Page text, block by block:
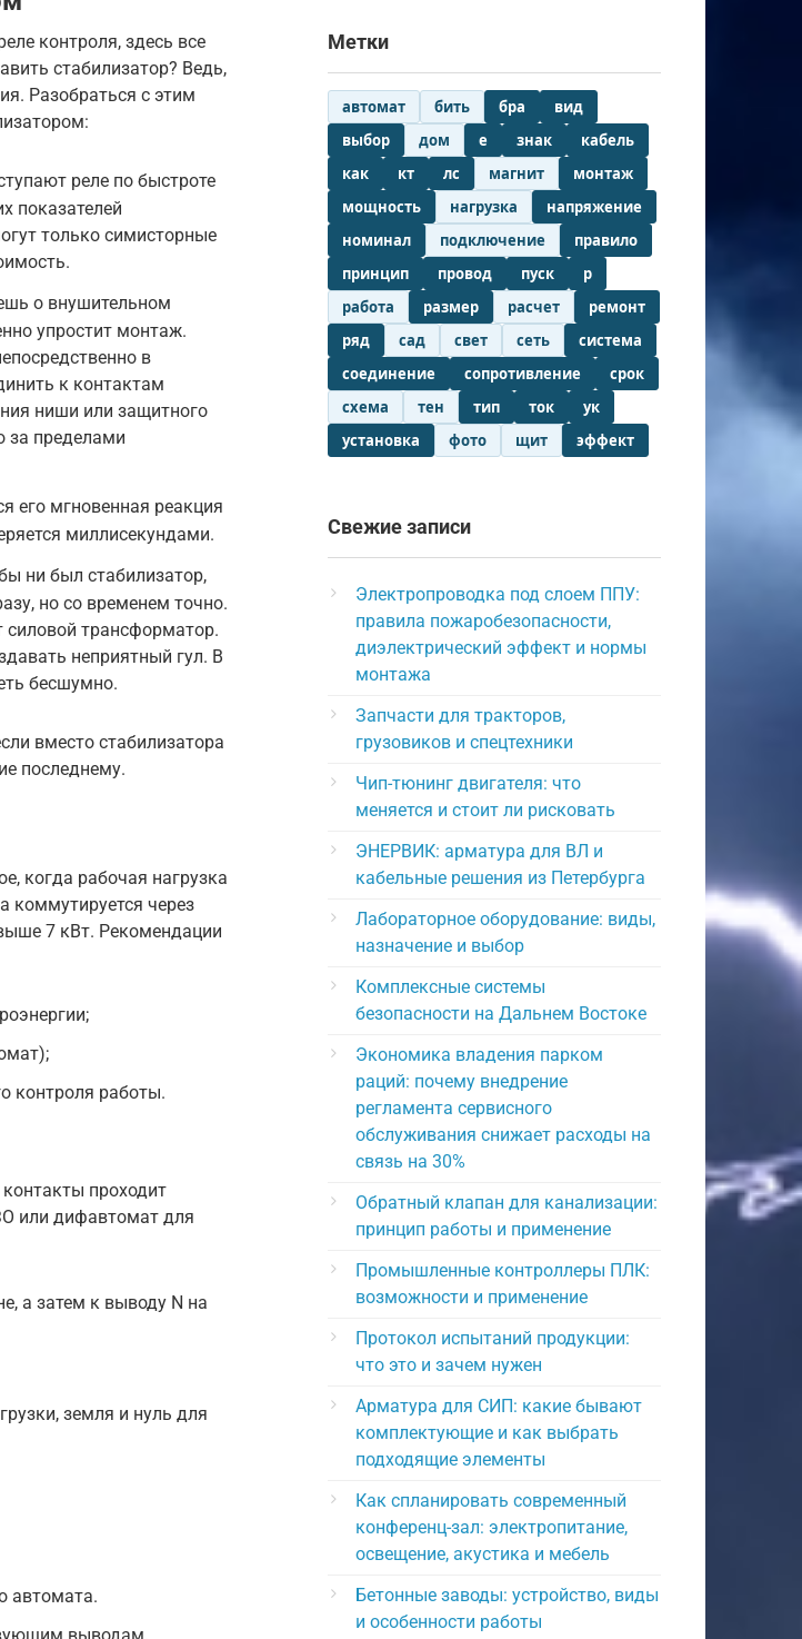
контроля, здесь все
стабилизатор? Ведь,
Разобраться с этим
реле по быстроте
показателей
только симисторные
о внушительном
упростит монтаж.
в
к контактам
ниши или защитного
за пределами
его мгновенная реакция
миллисекундами.
ни был стабилизатор,
но со временем точно.
силовой трансформатор.
неприятный гул. В
бесшумно.
вместо стабилизатора
последнему.
когда рабочая нагрузка
коммутируется через
7 кВт. Рекомендации
контроля работы.
проходит
или дифавтомат для
а затем к выводу N на
земля и нуль для
автомата.
Метки
автомат бить бра
вид
выбор
дом е знак
кабель
как
кт лс магнит
монтаж
мощность
нагрузка
напряжение
номинал
подключение
правило
принцип
провод пуск
р
работа
размер расчет
ремонт
ряд
сад свет сеть
система
соединение
сопротивление
срок
схема
тен тип ток
ук
установка
фото щит эффект
Свежие записи
Электропроводка под слоем ППУ:
правила пожаробезопасности,
диэлектрический эффект и нормы
монтажа
Запчасти для тракторов,
грузовиков и спецтехники
Чип-тюнинг двигателя: что
меняется и стоит ли рисковать
ЭНЕРВИК: арматура для ВЛ и
кабельные решения из Петербурга
Лабораторное оборудование: виды,
назначение и выбор
Комплексные системы
безопасности на Дальнем Востоке
Экономика владения парком
раций: почему внедрение
регламента сервисного
обслуживания снижает расходы на
связь на 30%
Обратный клапан для канализации:
принцип работы и применение
Промышленные контроллеры ПЛК:
возможности и применение
Протокол испытаний продукции:
что это и зачем нужен
Арматура для СИП: какие бывают
комплектующие и как выбрать
подходящие элементы
Как спланировать современный
конференц-зал: электропитание,
освещение, акустика и мебель
Бетонные заводы: устройство, виды
и особенности работы